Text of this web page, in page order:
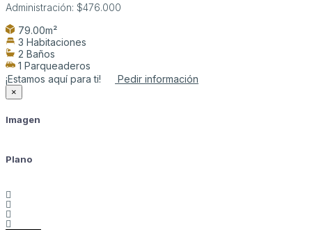
Administración: $476.000
79.00m²
3 Habitaciones
2 Baños
1 Parqueaderos
¡Estamos aquí para ti!
Pedir información
×
Imagen
Plano